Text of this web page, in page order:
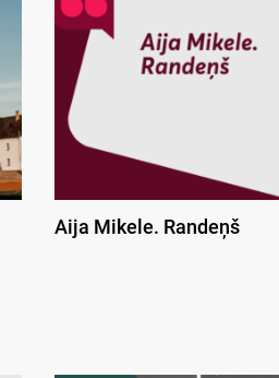
Aija Mikele. Randeņš